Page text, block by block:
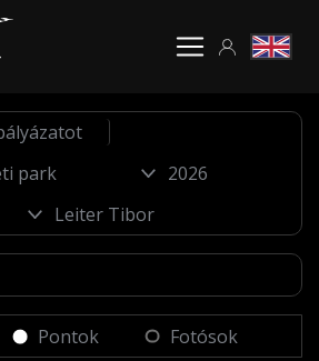
Pontok Fotósok